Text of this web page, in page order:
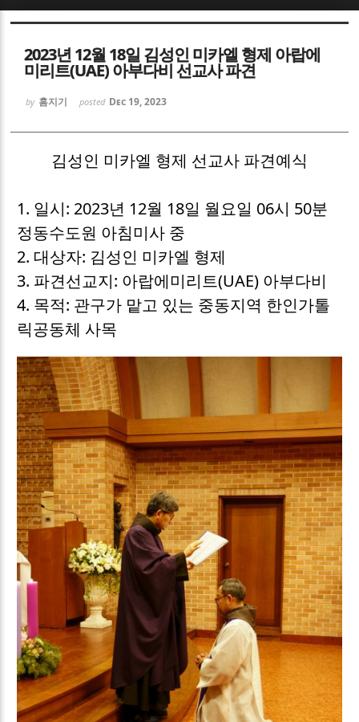
2023년 12월 18일 김성인 미카엘 형제 아랍에
미리트(UAE) 아부다비 선교사 파견
by 홈지기 posted Dec 19, 2023
김성인 미카엘 형제 선교사 파견예식
1. 일시: 2023년 12월 18일 월요일 06시 50분
정동수도원 아침미사 중
2. 대상자: 김성인 미카엘 형제
3. 파견선교지: 아랍에미리트(UAE) 아부다비
4. 목적: 관구가 맡고 있는 중동지역 한인가톨
릭공동체 사목
Sketchbook5, 스케치북5
Sketchbook5, 스케치북5
Sketchbook5, 스케치북5
Sketchbook5, 스케치북5